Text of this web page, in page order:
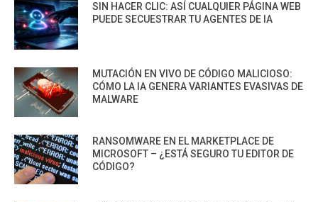
SIN HACER CLIC: ASÍ CUALQUIER PÁGINA WEB
PUEDE SECUESTRAR TU AGENTES DE IA
MUTACIÓN EN VIVO DE CÓDIGO MALICIOSO:
CÓMO LA IA GENERA VARIANTES EVASIVAS DE
MALWARE
RANSOMWARE EN EL MARKETPLACE DE
MICROSOFT – ¿ESTÁ SEGURO TU EDITOR DE
CÓDIGO?